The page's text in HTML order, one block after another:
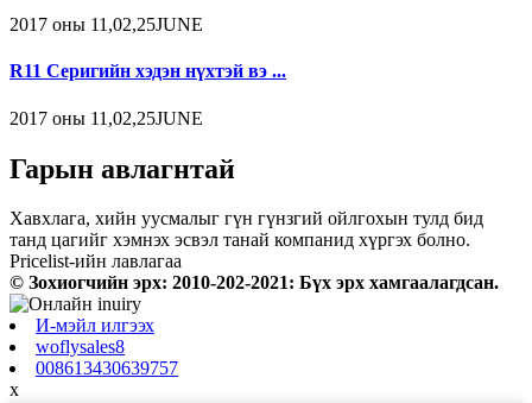
2017 оны 11,02,25JUNE
R11 Серигийн хэдэн нүхтэй вэ ...
2017 оны 11,02,25JUNE
Гарын авлагнтай
Хавхлага, хийн уусмалыг гүн гүнзгий ойлгохын тулд бид
танд цагийг хэмнэх эсвэл танай компанид хүргэх болно.
Pricelist-ийн лавлагаа
© Зохиогчийн эрх: 2010-202-2021: Бүх эрх хамгаалагдсан.
И-мэйл илгээх
woflysales8
008613430639757
x